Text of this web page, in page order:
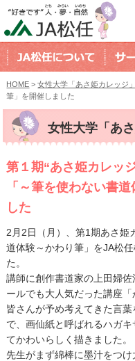
HOME >女性大学「あさ姫カレッジ」
筆」を開催しました
女性大学「あ
第１期“あさ姫カレッ
「～筆を使わない書
した
2月2日（月）、第1期あさ姫
道体験～かわり筆」をJA松
た。
講師に創作書道家の上田婦
ールでも大人気だった講座「
皆さんが予め考えてきた言
で、画仙紙と呼ばれるハガ
てかわいらしく描きました。
先生がまず綿棒に墨汁をつ